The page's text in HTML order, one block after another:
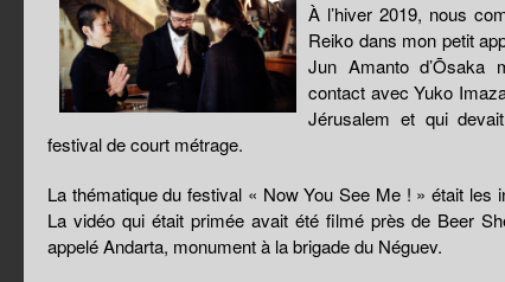
À l’hiver 2019, nous
Reiko dans mon petit
Jun Amanto d’Ōsaka
contact avec Yuko
Jérusalem et qui
festival de court métrage.
La thématique du festival « Now You See Me ! » était les
La vidéo qui était primée avait été filmé près de Beer
appelé Andarta, monument à la brigade du Néguev.